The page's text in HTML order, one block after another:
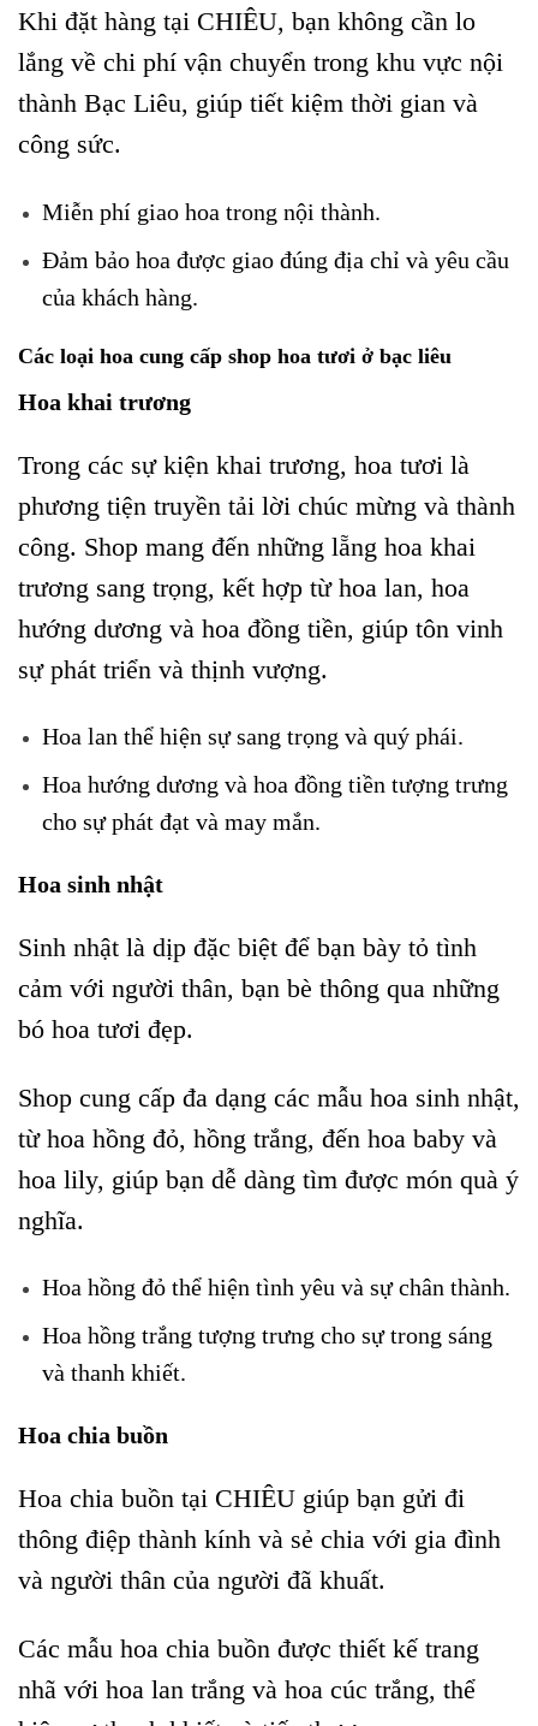
Khi đặt hàng tại CHIÊU, bạn không cần lo
lắng về chi phí vận chuyển trong khu vực nội
thành Bạc Liêu, giúp tiết kiệm thời gian và
công sức.
Miễn phí giao hoa trong nội thành.
Đảm bảo hoa được giao đúng địa chỉ và yêu cầu
của khách hàng.
Các loại hoa cung cấp shop hoa tươi ở bạc liêu
Hoa khai trương
Trong các sự kiện khai trương, hoa tươi là
phương tiện truyền tải lời chúc mừng và thành
công. Shop mang đến những lẵng hoa khai
trương sang trọng, kết hợp từ hoa lan, hoa
hướng dương và hoa đồng tiền, giúp tôn vinh
sự phát triển và thịnh vượng.
Hoa lan thể hiện sự sang trọng và quý phái.
Hoa hướng dương và hoa đồng tiền tượng trưng
cho sự phát đạt và may mắn.
Hoa sinh nhật
Sinh nhật là dịp đặc biệt để bạn bày tỏ tình
cảm với người thân, bạn bè thông qua những
bó hoa tươi đẹp.
Shop cung cấp đa dạng các mẫu hoa sinh nhật,
từ hoa hồng đỏ, hồng trắng, đến hoa baby và
hoa lily, giúp bạn dễ dàng tìm được món quà ý
nghĩa.
Hoa hồng đỏ thể hiện tình yêu và sự chân thành.
Hoa hồng trắng tượng trưng cho sự trong sáng
và thanh khiết.
Hoa chia buồn
Hoa chia buồn tại CHIÊU giúp bạn gửi đi
thông điệp thành kính và sẻ chia với gia đình
và người thân của người đã khuất.
Các mẫu hoa chia buồn được thiết kế trang
nhã với hoa lan trắng và hoa cúc trắng, thể